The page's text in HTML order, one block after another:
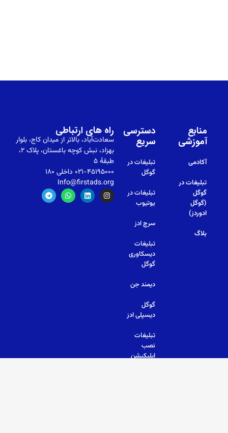
دسترسی
سریع
تبلیغات در
گوگل
تبلیغات در
یوتیوب
سرچ ادز
تبلیغات
دیسکاوری
گوگل
دیمند جن
گوگل
دیسپلی ادز
تبلیغات
نصب
اپلیکیشن
منابع
آموزشی
آکادمی
تبلیغات در
گوگل
(گوگل
ادوردز)
بلاگ
راه های ارتباطی
سعادت‌آباد، بالاتر از میدان کاج، بلوار
بهزاد، نبش کوچه باغستان، پلاک ۲،
طبقهٔ ۵
۰۲۱-۴۵۱۹۵۰۰۰ داخلی ۱۸۰
Info@firstads.org